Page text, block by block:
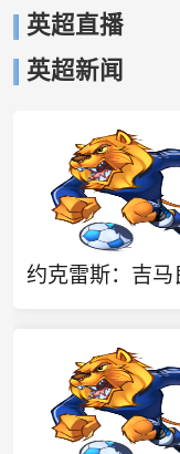
英超直播
英超新闻